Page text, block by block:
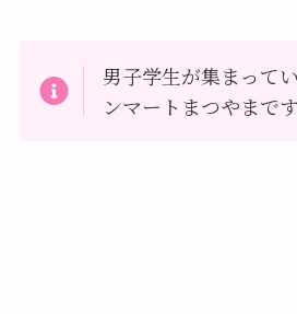
男子学生が集まって
ンマートまつやまです